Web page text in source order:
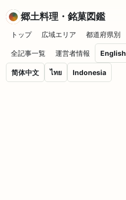
郷土料理・銘菓図鑑
トップ 広域エリア 都道府県別
全記事一覧 運営者情報 English
简体中文 ไทย Indonesia